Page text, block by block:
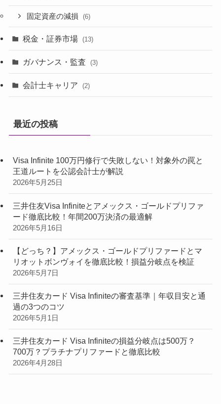
固定資産の減損 (6)
税金・証券市場 (13)
ガバナンス・監査 (3)
会計士キャリア (2)
最近の投稿
Visa Infinite 100万円修行で失敗しない！対象外の罠と
王道ルートを公認会計士が解説
2026年5月25日
三井住友Visa Infiniteとアメックス・ゴールドプリファ
ード徹底比較！年間200万決済の最適解
2026年5月16日
【どっち？】アメックス・ゴールドプリファードとマ
リオットボンヴォイを徹底比較！損益分岐点を検証
2026年5月7日
三井住友カード Visa Infiniteの審査基準｜年収目安と通
過の3つのコツ
2026年5月1日
三井住友カード Visa Infiniteの損益分岐点は500万？
700万？プラチナプリファードと徹底比較
2026年4月28日